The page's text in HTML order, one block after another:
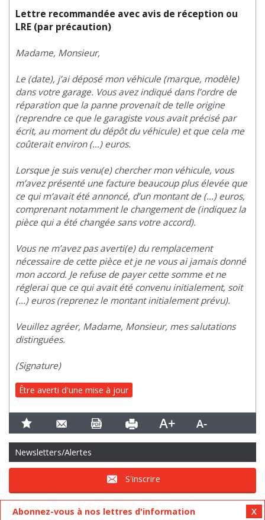
Lettre recommandée avec avis de réception ou
LRE (par précaution)
Madame, Monsieur,
Le (date), j’ai déposé mon véhicule (marque, modèle)
dans votre garage. Vous avez indiqué dans l’ordre de
réparation que la panne provenait de telle origine
(reprendre ce que le garagiste vous avait précisé par
écrit, au moment du dépôt du véhicule) et que cela me
coûterait environ (…) euros.
Lorsque je suis venu(e) chercher mon véhicule, vous
m’avez présenté une facture beaucoup plus élevée que
ce qui m’avait été annoncé, d’un montant de (…) euros,
comprenant notamment le changement de (indiquez la
pièce qui a été changée sans votre accord).
Vous ne m’avez pas averti(e) du remplacement
nécessaire de cette pièce et je ne vous ai jamais donné
mon accord. Je refuse de payer cette somme et ne
réglerai que ce qui avait été convenu initialement, soit
(...) euros (reprenez le montant initialement prévu).
Veuillez agréer, Madame, Monsieur, mes salutations
distinguées.
(Signature)
Être averti d'une mise à jour
Newsletters/Alertes
S'inscrire
Abonnez-vous à nos lettres d'information